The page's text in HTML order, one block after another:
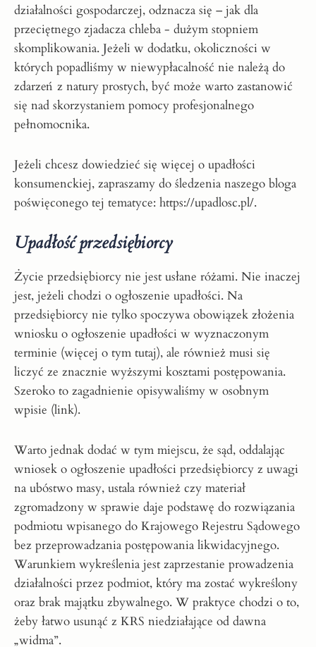
działalności gospodarczej, odznacza się – jak dla
przeciętnego zjadacza chleba - dużym stopniem
skomplikowania. Jeżeli w dodatku, okoliczności w
których popadliśmy w niewypłacalność nie należą do
zdarzeń z natury prostych, być może warto zastanowić
się nad skorzystaniem pomocy profesjonalnego
pełnomocnika.
Jeżeli chcesz dowiedzieć się więcej o upadłości
konsumenckiej, zapraszamy do śledzenia naszego bloga
poświęconego tej tematyce: https://upadlosc.pl/.
Upadłość przedsiębiorcy
Życie przedsiębiorcy nie jest usłane różami. Nie inaczej
jest, jeżeli chodzi o ogłoszenie upadłości. Na
przedsiębiorcy nie tylko spoczywa obowiązek złożenia
wniosku o ogłoszenie upadłości w wyznaczonym
terminie (więcej o tym tutaj), ale również musi się
liczyć ze znacznie wyższymi kosztami postępowania.
Szeroko to zagadnienie opisywaliśmy w osobnym
wpisie (link).
Warto jednak dodać w tym miejscu, że sąd, oddalając
wniosek o ogłoszenie upadłości przedsiębiorcy z uwagi
na ubóstwo masy, ustala również czy materiał
zgromadzony w sprawie daje podstawę do rozwiązania
podmiotu wpisanego do Krajowego Rejestru Sądowego
bez przeprowadzania postępowania likwidacyjnego.
Warunkiem wykreślenia jest zaprzestanie prowadzenia
działalności przez podmiot, który ma zostać wykreślony
oraz brak majątku zbywalnego. W praktyce chodzi o to,
żeby łatwo usunąć z KRS niedziałające od dawna
„widma”.